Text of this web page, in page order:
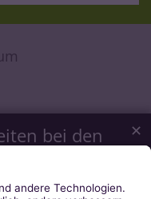
bei den
Erlebnis bieten.
✕